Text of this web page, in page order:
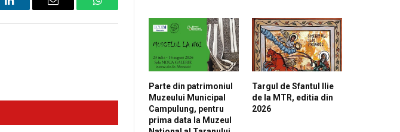
LinkedIn Email WhatsApp
Parte din patrimoniul
Muzeului Municipal
Campulung, pentru
prima data la Muzeul
Targul de Sfantul Ilie
de la MTR, editia din
2026